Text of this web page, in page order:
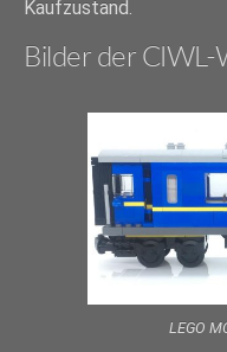
Kaufzustand.
Bilder der
LEGO